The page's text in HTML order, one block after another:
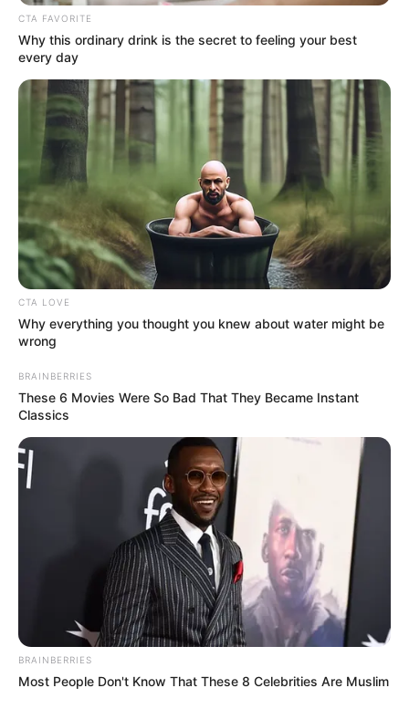
διακριβώσουν τα ακριβή αίτια που οδήγησαν
στην εκτροπή της μοτοσικλέτας και τον
σοβαρό τραυματισμό του οδηγού της.
Περισσότερα νέα από την Εύβοια
Εύβοια: Θλίψη για γνωστό επαγγελματία που
έφυγε από την ζωή
ΣΟΚ: Γυναίκα έπεσε από την υψηλή γέφυρα
Χαλκίδας
Εύβοια: Θλίψη για γνωστό επαγγελματία που
έφυγε από την ζωή
Ακολουθήστε το evianews.com στο
News
ΤΑ ΠΙΟ ΔΗΜΟΦΙΛΗ
CTA FAVORITE
Why this ordinary drink is the secret to feeling your best
every day
CTA LOVE
Why everything you thought you knew about water might be
wrong
BRAINBERRIES
These 6 Movies Were So Bad That They Became Instant
Classics
BRAINBERRIES
Most People Don't Know That These 8 Celebrities Are Muslim